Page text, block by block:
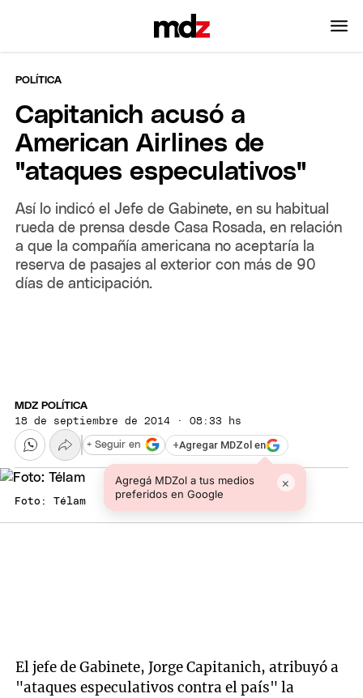
POLÍTICA
Capitanich acusó a
American Airlines de
"ataques especulativos"
Así lo indicó el Jefe de Gabinete, en su habitual
rueda de prensa desde Casa Rosada, en relación
a que la compañía americana no aceptaría la
reserva de pasajes al exterior con más de 90
días de anticipación.
MDZ POLÍTICA
18 de septiembre de 2014 · 08:33 hs
+Agregar MDZol en
Agregá MDZol a tus medios
preferidos en Google
×
+ Seguir en
Foto: Télam
El jefe de Gabinete, Jorge Capitanich, atribuyó a
"ataques especulativos contra el país" la